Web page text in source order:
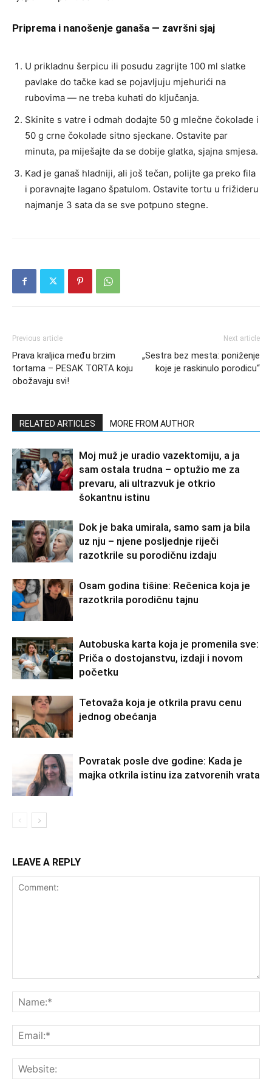
Priprema i nanošenje ganaša — završni sjaj
U prikladnu šerpicu ili posudu zagrijte 100 ml slatke
pavlake do tačke kad se pojavljuju mjehurići na
rubovima — ne treba kuhati do ključanja.
Skinite s vatre i odmah dodajte 50 g mlečne čokolade i
50 g crne čokolade sitno sjeckane. Ostavite par
minuta, pa miješajte da se dobije glatka, sjajna smjesa.
Kad je ganaš hladniji, ali još tečan, polijte ga preko fila
i poravnajte lagano špatulom. Ostavite tortu u frižideru
najmanje 3 sata da se sve potpuno stegne.
Previous article
Prava kraljica među brzim
tortama – PESAK TORTA koju
obožavaju svi!
Next article
„Sestra bez mesta: poniženje
koje je raskinulo porodicu“
RELATED ARTICLES MORE FROM AUTHOR
Moj muž je uradio vazektomiju, a ja
sam ostala trudna – optužio me za
prevaru, ali ultrazvuk je otkrio
šokantnu istinu
Dok je baka umirala, samo sam ja bila
uz nju – njene posljednje riječi
razotkrile su porodičnu izdaju
Osam godina tišine: Rečenica koja je
razotkrila porodičnu tajnu
Autobuska karta koja je promenila sve:
Priča o dostojanstvu, izdaji i novom
početku
Tetovaža koja je otkrila pravu cenu
jednog obećanja
Povratak posle dve godine: Kada je
majka otkrila istinu iza zatvorenih vrata
LEAVE A REPLY